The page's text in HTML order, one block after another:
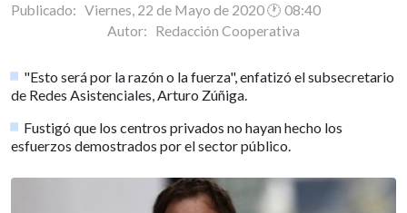
Publicado: Viernes, 22 de Mayo de 2020 🕐 08:40
Autor: Redacción Cooperativa
"Esto será por la razón o la fuerza", enfatizó el subsecretario
de Redes Asistenciales, Arturo Zúñiga.
Fustigó que los centros privados no hayan hecho los
esfuerzos demostrados por el sector público.